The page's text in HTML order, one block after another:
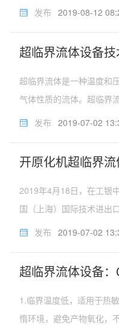
机污染物能以任何比例溶
元素被氧化成CO2和H...
发布 2019-08-12
超临界流体设备
超临界流体是一种温度和
气体性质的流体。超临界
性而发展起来的一门新兴
和密度是否超过临界值状
发布 2019-07-02
开原化机超临界
2019年4月18日，在工银
国（上海）国际技术进出
备，参加了展出。到会嘉
客户应用情况。并对自...
发布 2019-07-02
超临界流体设备
1.临界温度低，适用于热
惰环境，避免产物氧化，